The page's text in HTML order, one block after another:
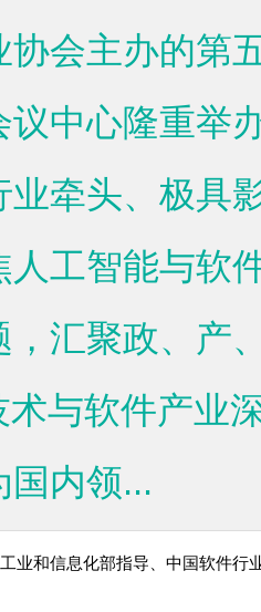
协会主办的第
议中心隆重举
业牵头、极具
人工智能与
，汇聚政、产
与软件产业
国内领...
业和信息化部指导、中国软件